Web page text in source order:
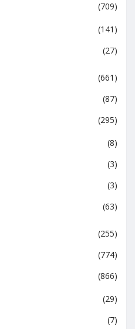
(709)
(141)
(27)
(661)
(87)
(295)
(8)
(3)
(3)
(63)
(255)
(774)
(866)
(29)
(7)